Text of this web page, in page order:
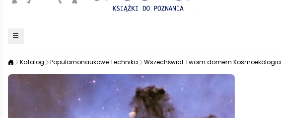
Katalog Popularnonaukowe Technika Wszechświat Twoim domem Kosmoekologia